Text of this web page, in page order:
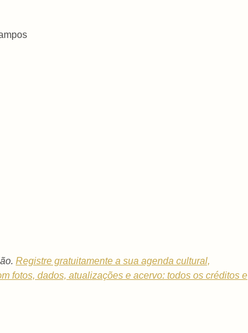
Registre gratuitamente a sua agenda cultural,
fotos, dados, atualizações e acervo: todos os créditos e